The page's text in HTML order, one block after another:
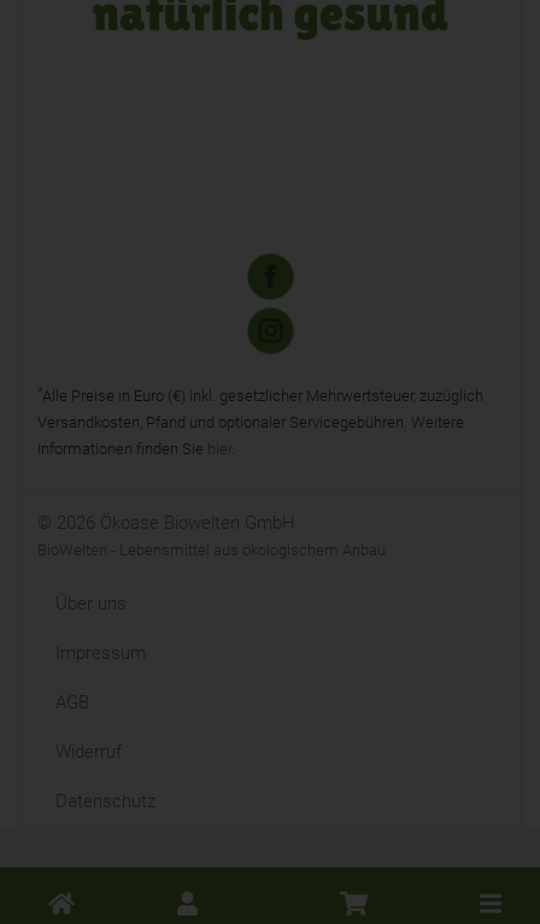
*Alle Preise in Euro (€) inkl. gesetzlicher Mehrwertsteuer, zuzüglich
Versandkosten, Pfand und optionaler Servicegebühren. Weitere
Informationen finden Sie hier.
© 2026 Ökoase Biowelten GmbH
BioWelten - Lebensmittel aus ökologischem Anbau
Über uns
Impressum
AGB
Widerruf
Datenschutz
Toggle